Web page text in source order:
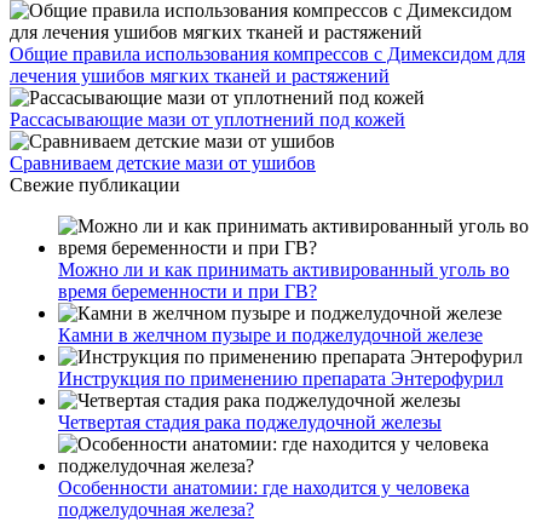
Общие правила использования компрессов с Димексидом для
лечения ушибов мягких тканей и растяжений
Рассасывающие мази от уплотнений под кожей
Сравниваем детские мази от ушибов
Свежие публикации
Можно ли и как принимать активированный уголь во
время беременности и при ГВ?
Камни в желчном пузыре и поджелудочной железе
Инструкция по применению препарата Энтерофурил
Четвертая стадия рака поджелудочной железы
Особенности анатомии: где находится у человека
поджелудочная железа?